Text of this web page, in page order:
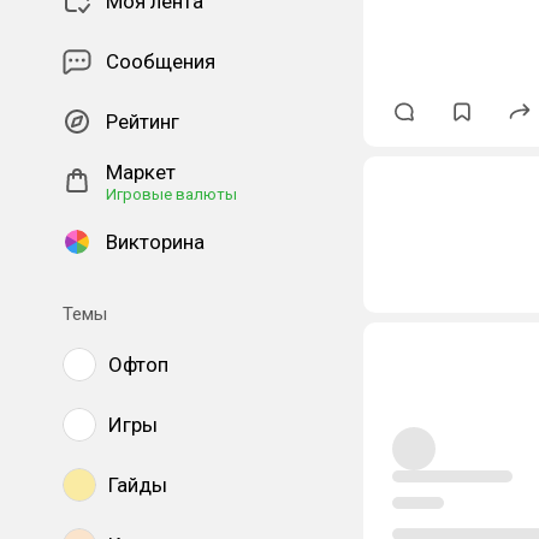
Сообщения
Рейтинг
Маркет
Игровые валюты
Викторина
Темы
Офтоп
Игры
Гайды